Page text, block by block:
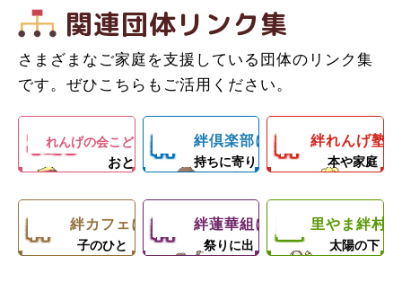
関連団体リンク集
さまざまなご家庭を支援している団体のリンク集
です。ぜひこちらもご活用ください。
れん
げの
会こ
ども
with
おと
だんらんのひ
ととき。人と
人の心の絆を
深める子ども
れんげの会こども食堂について
絆
楽
子どもの気
持ちに寄り
子どもたちと
親御さんの居
場所＆子ども
たちの成長を
絆倶楽部について
ん
料理の基
本や家庭
室でお母さん
のお手伝いが
できるように
絆れんげ塾
楽しい親
子のひと
のお母さんと
子どもの居場
所！カフェラ
ンチ（軽食＆
弁当）＆食材
絆カフェについて
絆
地域のお
祭りに出
子ども食堂＆
よるダンスレ
ッスン。
練習日には夕
食と食材配布
でお母さんを
絆蓮華組について
思いきり
太陽の下
や農業体験、
キャンプ等の
野外活動を通
じて子どもた
ちの心の成長
里やま絆村